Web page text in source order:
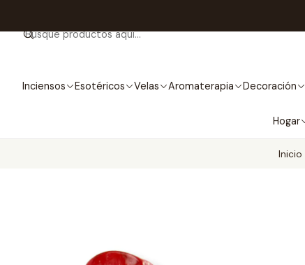
Inciensos Esotéricos Velas Aromaterapia Decoración
Hogar
Inicio